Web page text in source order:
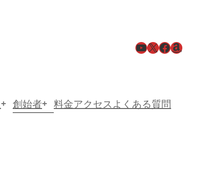
YouTube
X Facebook
Amazon
創始者 料金アクセスよくある質問